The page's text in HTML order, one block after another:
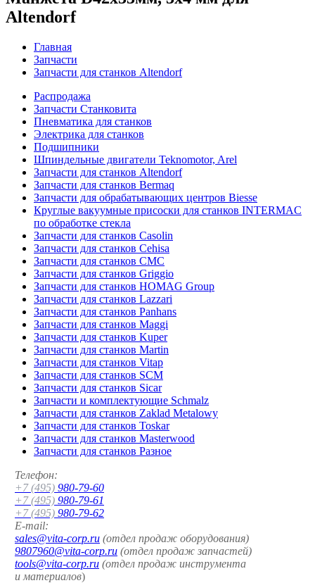
Altendorf
Главная
Запчасти
Запчасти для станков Altendorf
Распродажа
Запчасти Станковита
Пневматика для станков
Электрика для станков
Подшипники
Шпиндельные двигатели Teknomotor, Arel
Запчасти для станков Altendorf
Запчасти для станков Bermaq
Запчасти для обрабатывающих центров Biesse
Круглые вакуумные присоски для станков INTERMAC
по обработке стекла
Запчасти для станков Casolin
Запчасти для станков Cehisa
Запчасти для станков CMC
Запчасти для станков Griggio
Запчасти для станков HOMAG Group
Запчасти для станков Lazzari
Запчасти для станков Panhans
Запчасти для станков Maggi
Запчасти для станков Kuper
Запчасти для станков Martin
Запчасти для станков Vitap
Запчасти для станков SCM
Запчасти для станков Sicar
Запчасти и комплектующие Schmalz
Запчасти для станков Zaklad Metalowy
Запчасти для станков Toskar
Запчасти для станков Masterwood
Запчасти для станков Разное
Телефон:
+7 (495) 980-79-60
+7 (495) 980-79-61
+7 (495) 980-79-62
E-mail:
sales@vita-corp.ru (отдел продаж оборудования)
9807960@vita-corp.ru (отдел продаж запчастей)
tools@vita-corp.ru (отдел продаж инструмента
и материалов)